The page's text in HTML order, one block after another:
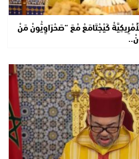
كَيْجْتَامَعْ مْعَ “صَحْرَاوِيُّونْ مَنْ